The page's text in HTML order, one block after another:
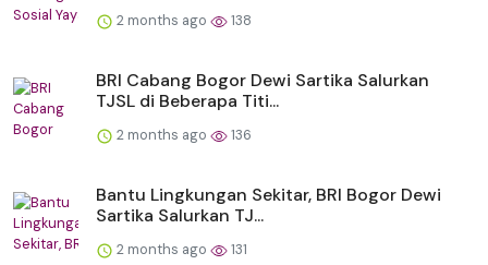
2 months ago 138
BRI Cabang Bogor Dewi Sartika Salurkan
TJSL di Beberapa Titi...
2 months ago 136
Bantu Lingkungan Sekitar, BRI Bogor Dewi
Sartika Salurkan TJ...
2 months ago 131